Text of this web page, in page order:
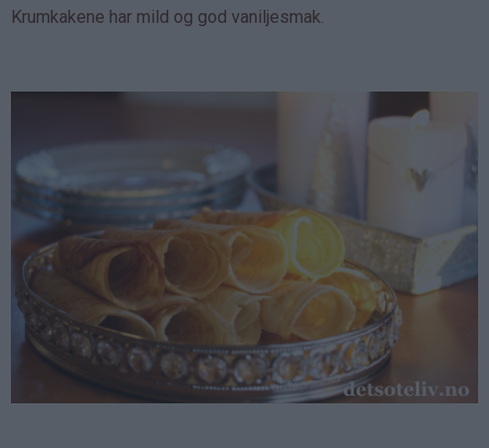
Krumkakene har mild og god vaniljesmak.